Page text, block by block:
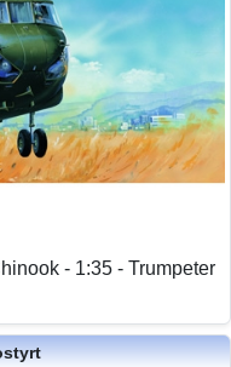
- 1:35 - Trumpeter